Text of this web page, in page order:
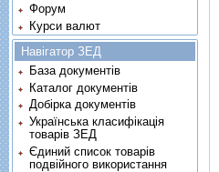
Форум
Курси валют
Навігатор ЗЕД
База документів
Каталог документів
Добірка документів
Українська класифікація
товарів ЗЕД
Єдиний список товарів
подвійного використання